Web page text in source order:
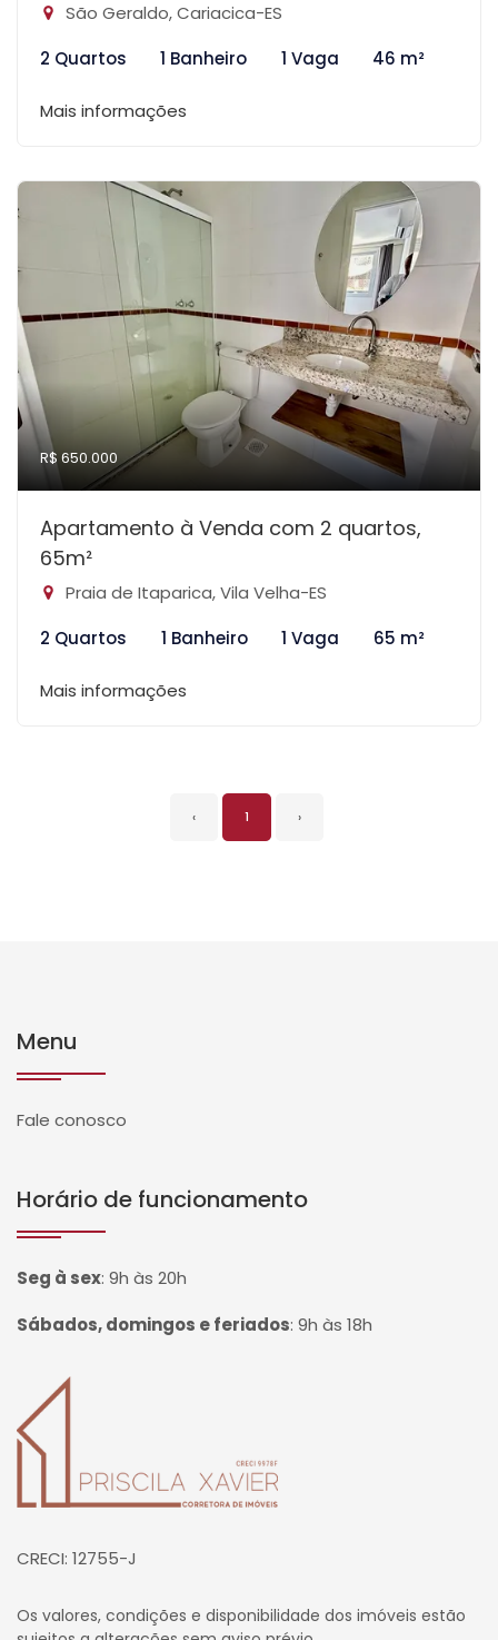
São Geraldo, Cariacica-ES
2 Quartos
1 Banheiro 1 Vaga 46 m²
Mais informações
R$ 650.000
Apartamento à Venda com 2 quartos,
65m²
Praia de Itaparica, Vila Velha-ES
2 Quartos
1 Banheiro 1 Vaga 65 m²
Mais informações
‹ 1 ›
Menu
Fale conosco
Horário de funcionamento
Seg à sex: 9h às 20h
Sábados, domingos e feriados: 9h às 18h
Página inicial
CRECI: 12755-J
Os valores, condições e disponibilidade dos imóveis estão